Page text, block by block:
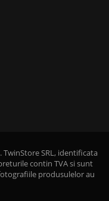
SRL, identificata
contin TVA si sunt
produsulelor au